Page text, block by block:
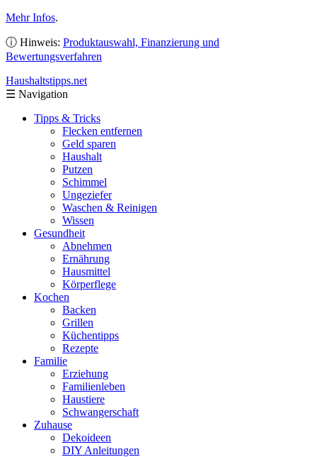
Mehr Infos.
ⓘ Hinweis: Produktauswahl, Finanzierung und
Bewertungsverfahren
Haushaltstipps.net
☰ Navigation
Tipps & Tricks
Flecken entfernen
Geld sparen
Haushalt
Putzen
Schimmel
Ungeziefer
Waschen & Reinigen
Wissen
Gesundheit
Abnehmen
Ernährung
Hausmittel
Körperflege
Kochen
Backen
Grillen
Küchentipps
Rezepte
Familie
Erziehung
Familienleben
Haustiere
Schwangerschaft
Zuhause
Dekoideen
DIY Anleitungen